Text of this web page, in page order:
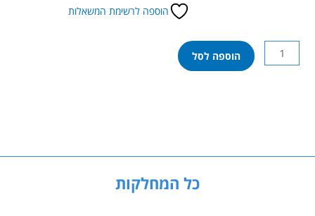
הוספה לרשימת המשאלות
כמות
של
60304
הוספה לסל
כל המחלקות